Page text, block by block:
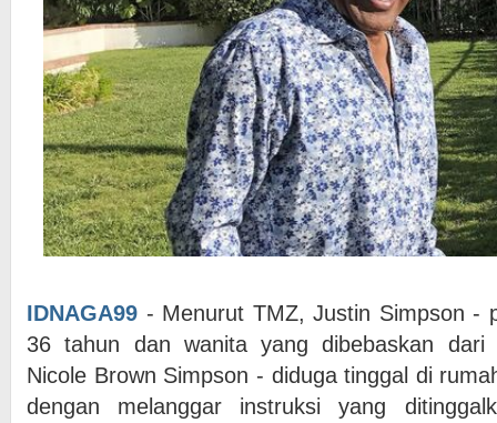
IDNAGA99 - Menurut TMZ, Justin Simpson -
36 tahun dan wanita yang dibebaskan dari
Nicole Brown Simpson - diduga tinggal di
dengan melanggar instruksi yang